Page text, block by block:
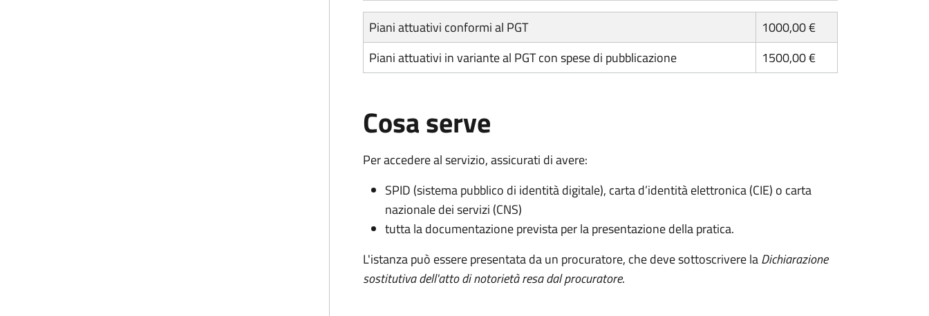
Piani attuativi conformi al PGT
1000,00 €
Piani attuativi in variante al PGT con spese di pubblicazione
1500,00 €
Cosa serve
Per accedere al servizio, assicurati di avere:
SPID (sistema pubblico di identità digitale), carta d’identità elettronica (CIE) o carta
nazionale dei servizi (CNS)
tutta la documentazione prevista per la presentazione della pratica.
L'istanza può essere presentata da un procuratore, che deve sottoscrivere laDichiarazione
sostitutiva dell'atto di notorietà resa dal procuratore.